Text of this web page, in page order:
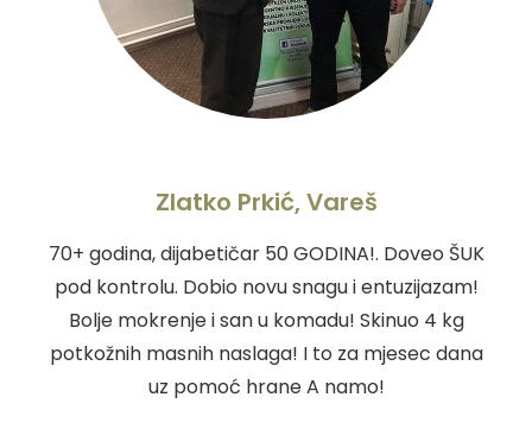
Zlatko Prkić, Vareš
70+ godina, dijabetičar 50 GODINA!. Doveo ŠUK
pod kontrolu. Dobio novu snagu i entuzijazam!
Bolje mokrenje i san u komadu! Skinuo 4 kg
potkožnih masnih naslaga! I to za mjesec dana
uz pomoć hrane A namo!